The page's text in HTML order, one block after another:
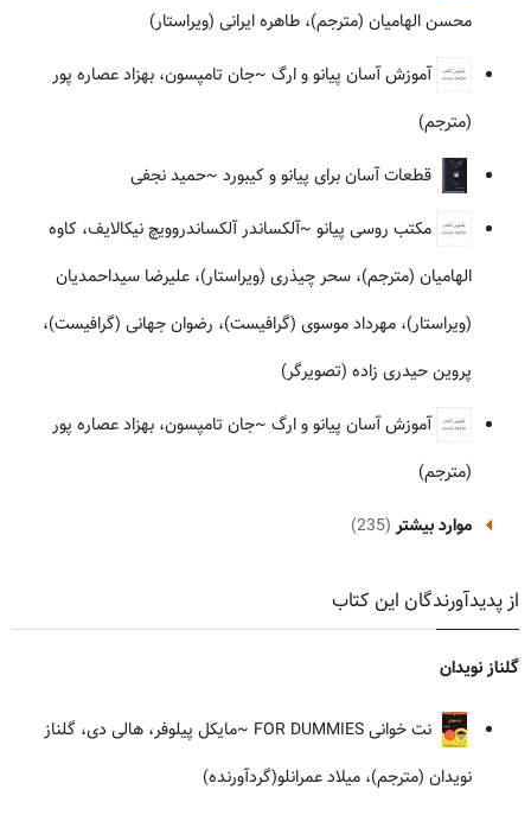
محسن الهامیان (مترجم)، طاهره ایرانی (ویراستار)
آموزش آسان پیانو و ارگ ~جان تامپسون، بهزاد عصاره پور
(مترجم)
قطعات آسان برای پیانو و کیبورد ~حمید نجفی
مکتب روسی پیانو ~آلکساندر آلکساندروویچ نیکالایف، کاوه
الهامیان (مترجم)، سحر چیذری (ویراستار)، علیرضا سیداحمدیان
(ویراستار)، مهرداد موسوی (گرافیست)، رضوان جهانی (گرافیست)،
پروین حیدری زاده (تصویرگر)
آموزش آسان پیانو و ارگ ~جان تامپسون، بهزاد عصاره پور
(مترجم)
موارد بیشتر (235)
از پدیدآورندگان این کتاب
گلناز نویدان
نت خوانی FOR DUMMIES
~مایکل پیلوفر، هالی دی، گلناز
نویدان (مترجم)، میلاد عمرانلو(گردآورنده)